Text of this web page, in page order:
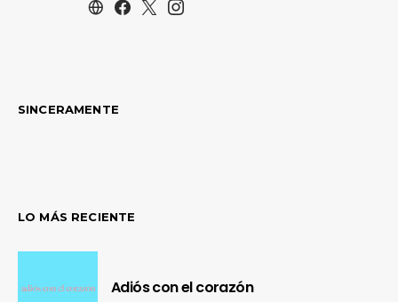
SINCERAMENTE
LO MÁS RECIENTE
Adiós con el corazón